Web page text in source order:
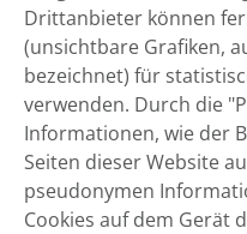
Drittanbieter können
(unsichtbare Grafiken,
bezeichnet) für
verwenden. Durch die
Informationen, wie der
Seiten dieser Website
pseudonymen
Cookies auf dem Gerät